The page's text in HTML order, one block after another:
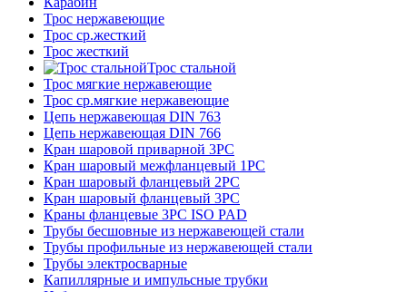
Трос нержавеющие
Трос ср.жесткий
Трос жесткий
Трос стальной
Трос мягкие нержавеющие
Трос ср.мягкие нержавеющие
Цепь нержавеющая DIN 763
Цепь нержавеющая DIN 766
Кран шаровой приварной 3PC
Кран шаровый межфланцевый 1PC
Кран шаровый фланцевый 2PC
Кран шаровый фланцевый 3PC
Краны фланцевые 3PC ISO PAD
Трубы бесшовные из нержавеющей стали
Трубы профильные из нержавеющей стали
Трубы электросварные
Капиллярные и импульсные трубки